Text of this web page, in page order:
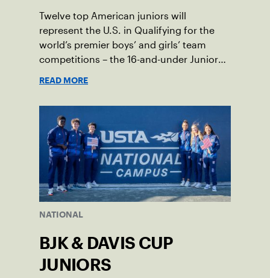
Twelve top American juniors will
represent the U.S. in Qualifying for the
world’s premier boys’ and girls’ team
competitions – the 16-and-under Junior
READ MORE
NATIONAL
BJK & DAVIS CUP
JUNIORS